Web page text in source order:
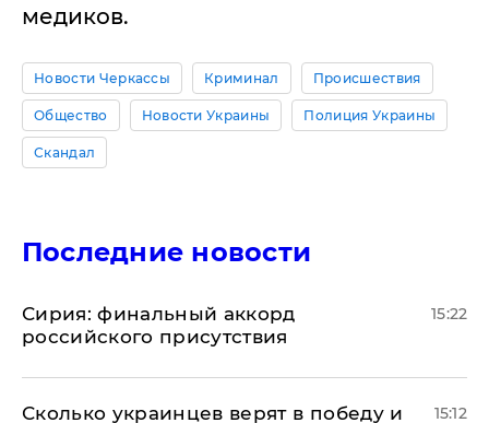
медиков.
Новости Черкассы Криминал Происшествия
Общество Новости Украины Полиция Украины
Скандал
Последние новости
​Сирия: финальный аккорд
российского присутствия
15:22
Сколько украинцев верят в победу и
15:12